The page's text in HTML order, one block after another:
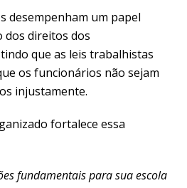
desempenham um papel
dos direitos dos
que as leis trabalhistas
os funcionários não sejam
injustamente.
fortalece essa
fundamentais para sua escola